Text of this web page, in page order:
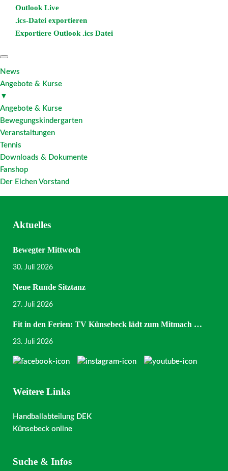
Outlook Live
.ics-Datei exportieren
Exportiere Outlook .ics Datei
News
Angebote & Kurse
▼
Angebote & Kurse
Bewegungskindergarten
Veranstaltungen
Tennis
Downloads & Dokumente
Fanshop
Der Eichen Vorstand
Aktuelles
Bewegter Mittwoch
30. Juli 2026
Neue Runde Sitztanz
27. Juli 2026
Fit in den Ferien: TV Künsebeck lädt zum Mitmach …
23. Juli 2026
Weitere Links
Handballabteilung DEK
Künsebeck online
Suche & Infos